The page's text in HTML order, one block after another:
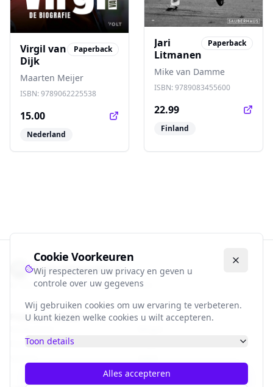
Cookie Voorkeuren
Wij respecteren uw privacy en geven u
controle over uw gegevens
Wij gebruiken cookies om uw ervaring te verbeteren.
U kunt kiezen welke cookies u wilt accepteren.
Toon details
Alles accepteren
Virgil van
Dijk
Paperback
Maarten Meijer
ISBN:9789062225538
15.00
Nederland
Jari
Litmanen
Paperback
Mike van Damme
ISBN:9789083455600
22.99
Finland
Voetbalbiografie.nl
2026Alle rechten voorbehouden.
Populaire Landen
Duitsland